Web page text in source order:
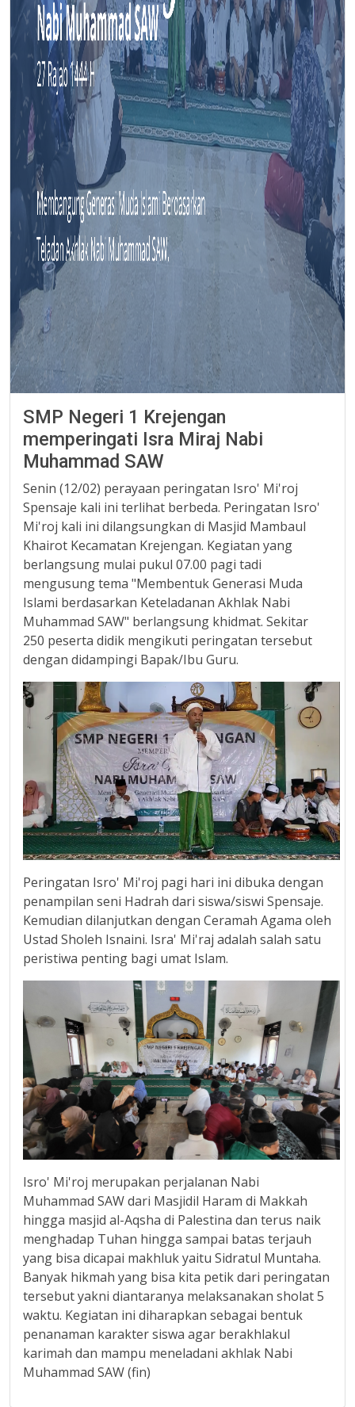
SMP Negeri 1 Krejengan
memperingati Isra Miraj Nabi
Muhammad SAW
Senin (12/02) perayaan peringatan Isro' Mi'roj
Spensaje kali ini terlihat berbeda. Peringatan Isro'
Mi'roj kali ini dilangsungkan di Masjid Mambaul
Khairot Kecamatan Krejengan. Kegiatan yang
berlangsung mulai pukul 07.00 pagi tadi
mengusung tema "Membentuk Generasi Muda
Islami berdasarkan Keteladanan Akhlak Nabi
Muhammad SAW" berlangsung khidmat. Sekitar
250 peserta didik mengikuti peringatan tersebut
dengan didampingi Bapak/Ibu Guru.
Peringatan Isro' Mi'roj pagi hari ini dibuka dengan
penampilan seni Hadrah dari siswa/siswi Spensaje.
Kemudian dilanjutkan dengan Ceramah Agama oleh
Ustad Sholeh Isnaini. Isra' Mi'raj adalah salah satu
peristiwa penting bagi umat Islam.
Isro' Mi'roj merupakan perjalanan Nabi
Muhammad SAW dari Masjidil Haram di Makkah
hingga masjid al-Aqsha di Palestina dan terus naik
menghadap Tuhan hingga sampai batas terjauh
yang bisa dicapai makhluk yaitu Sidratul Muntaha.
Banyak hikmah yang bisa kita petik dari peringatan
tersebut yakni diantaranya melaksanakan sholat 5
waktu. Kegiatan ini diharapkan sebagai bentuk
penanaman karakter siswa agar berakhlakul
karimah dan mampu meneladani akhlak Nabi
Muhammad SAW (fin)